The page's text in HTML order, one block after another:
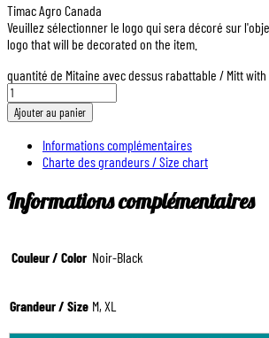
Timac Agro Canada
Veuillez sélectionner le logo qui sera décoré sur
logo that will be decorated on the item.
quantité de Mitaine avec dessus rabattable / Mitt
Ajouter au panier
Informations complémentaires
Charte des grandeurs / Size chart
Informations complémentaires
Couleur / Color Noir-Black
Grandeur / Size M, XL